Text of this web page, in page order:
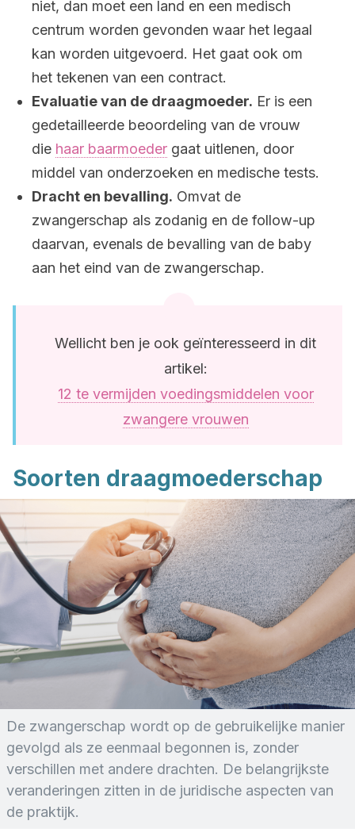
niet, dan moet een land en een medisch
centrum worden gevonden waar het legaal
kan worden uitgevoerd. Het gaat ook om
het tekenen van een contract.
Evaluatie van de draagmoeder. Er is een
gedetailleerde beoordeling van de vrouw
die haar baarmoeder gaat uitlenen, door
middel van onderzoeken en medische tests.
Dracht en bevalling. Omvat de
zwangerschap als zodanig en de follow-up
daarvan, evenals de bevalling van de baby
aan het eind van de zwangerschap.
Wellicht ben je ook geïnteresseerd in dit
artikel:
12 te vermijden voedingsmiddelen voor
zwangere vrouwen
Soorten draagmoederschap
De zwangerschap wordt op de gebruikelijke manier
gevolgd als ze eenmaal begonnen is, zonder
verschillen met andere drachten. De belangrijkste
veranderingen zitten in de juridische aspecten van
de praktijk.